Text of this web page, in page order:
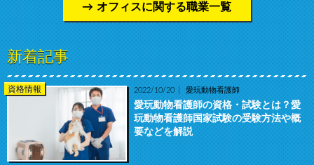
オフィスに関する職業一覧
新着記事
資格情報 2022/10/20 愛玩動物看護師
愛玩動物看護師の資格・試験とは？愛
玩動物看護師国家試験の受験方法や概
要などを解説